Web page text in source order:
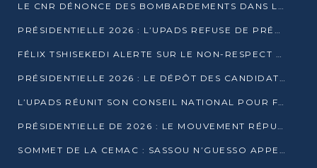
LE CNR DÉNONCE DES BOMBARDEMENTS DANS LE POOL ET ACCUSE LE GOUVERNEMENT
PRÉSIDENTIELLE 2026 : L’UPADS REFUSE DE PRÉSENTER UN CANDIDAT ET DÉNONCE UN PROCESSUS NON CRÉDIBLE
FÉLIX TSHISEKEDI ALERTE SUR LE NON-RESPECT DES ENGAGEMENTS DE PAIX APRÈS SA RENCONTRE AVEC D. SASSOU-NGUESSO
PRÉSIDENTIELLE 2026 : LE DÉPÔT DES CANDIDATURES OUVERT DU 29 JANVIER AU 12 FÉVRIER
L’UPADS RÉUNIT SON CONSEIL NATIONAL POUR FIXER SA LIGNE POLITIQUE À DEUX MOIS DE LA PRÉSIDENTIELLE
PRÉSIDENTIELLE DE 2026 : LE MOUVEMENT RÉPUBLICAIN DÉNONCE UNE CONVOCATION ÉLECTORALE « OPAQUE ET PRÉCIPITÉE »
SOMMET DE LA CEMAC : SASSOU N’GUESSO APPELLE À LA VIGILANCE FACE AUX RISQUES ÉCONOMIQUES